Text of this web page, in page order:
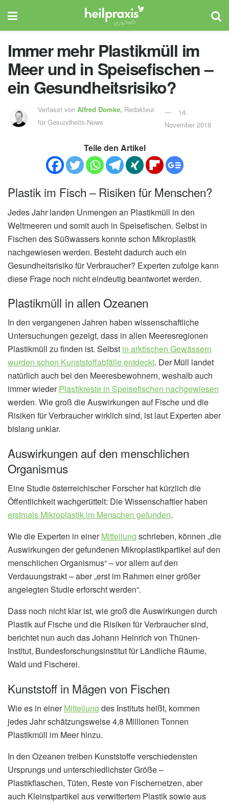
Immer mehr Plastikmüll im
Meer und in Speisefischen –
ein Gesundheitsrisiko?
Verfasst von Alfred Domke, Redakteur
für Gesundheits-News
14.
November 2018
Teile den Artikel
Plastik im Fisch – Risiken für Menschen?
Jedes Jahr landen Unmengen an Plastikmüll in den
Weltmeeren und somit auch in Speisefischen. Selbst in
Fischen des Süßwassers konnte schon Mikroplastik
nachgewiesen werden. Besteht dadurch auch ein
Gesundheitsrisiko für Verbraucher? Experten zufolge kann
diese Frage noch nicht eindeutig beantwortet werden.
Plastikmüll in allen Ozeanen
In den vergangenen Jahren haben wissenschaftliche
Untersuchungen gezeigt, dass in allen Meeresregionen
Plastikmüll zu finden ist. Selbst in arktischen Gewässern
wurden schon Kunststoffabfälle entdeckt. Der Müll landet
natürlich auch bei den Meeresbewohnern, weshalb auch
immer wiederPlastikreste in Speisefischen nachgewiesen
werden. Wie groß die Auswirkungen auf Fische und die
Risiken für Verbraucher wirklich sind, ist laut Experten aber
bislang unklar.
Auswirkungen auf den menschlichen
Organismus
Eine Studie österreichischer Forscher hat kürzlich die
Öffentlichkeit wachgerüttelt: Die Wissenschaftler haben
erstmals Mikroplastik im Menschen gefunden.
Wie die Experten in einerMitteilung schrieben, können „die
Auswirkungen der gefundenen Mikroplastikpartikel auf den
menschlichen Organismus“ – vor allem auf den
Verdauungstrakt – aber „erst im Rahmen einer größer
angelegten Studie erforscht werden“.
Dass noch nicht klar ist, wie groß die Auswirkungen durch
Plastik auf Fische und die Risiken für Verbraucher sind,
berichtet nun auch das Johann Heinrich von Thünen-
Institut, Bundesforschungsinstitut für Ländliche Räume,
Wald und Fischerei.
Kunststoff in Mägen von Fischen
Wie es in einerMitteilung des Instituts heißt, kommen
jedes Jahr schätzungsweise 4,8 Millionen Tonnen
Plastikmüll im Meer hinzu.
In den Ozeanen treiben Kunststoffe verschiedensten
Ursprungs und unterschiedlichster Größe –
Plastikflaschen, Tüten, Reste von Fischernetzen, aber
auch Kleinstpartikel aus verwittertem Plastik sowie aus